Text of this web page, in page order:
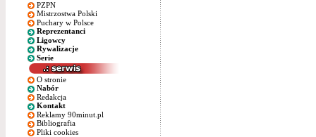
PZPN
Mistrzostwa Polski
Puchary w Polsce
Reprezentanci
Ligowcy
Rywalizacje
Serie
O stronie
Nabór
Redakcja
Kontakt
Reklamy 90minut.pl
Bibliografia
Pliki cookies